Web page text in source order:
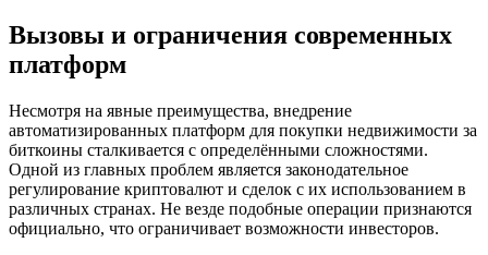
Вызовы и ограничения современных
платформ
Несмотря на явные преимущества, внедрение
автоматизированных платформ для покупки недвижимости за
биткоины сталкивается с определёнными сложностями.
Одной из главных проблем является законодательное
регулирование криптовалют и сделок с их использованием в
различных странах. Не везде подобные операции признаются
официально, что ограничивает возможности инвесторов.